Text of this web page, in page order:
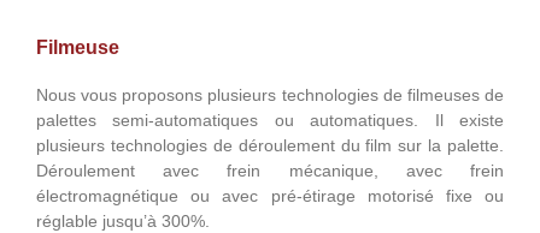
Filmeuse
Nous vous proposons plusieurs technologies de filmeuses de
palettes semi-automatiques ou automatiques. Il existe
plusieurs technologies de déroulement du film sur la palette.
Déroulement avec frein mécanique, avec frein
électromagnétique ou avec pré-étirage motorisé fixe ou
réglable jusqu’à 300%.